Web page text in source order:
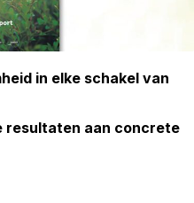
in elke schakel van
resultaten aan concrete